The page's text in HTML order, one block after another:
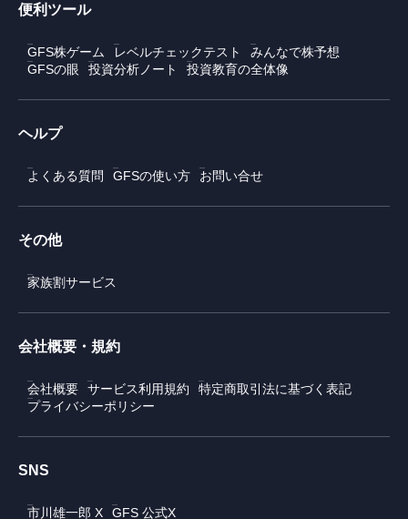
便利ツール
GFS株ゲーム レベルチェックテスト
みんなで株予想
GFSの眼
投資分析ノート 投資教育の全体像
ヘルプ
よくある質問 GFSの使い方 お問い合せ
その他
家族割サービス
会社概要・規約
会社概要 サービス利用規約
特定商取引法に基づく表記
プライバシーポリシー
SNS
市川雄一郎 X GFS 公式X